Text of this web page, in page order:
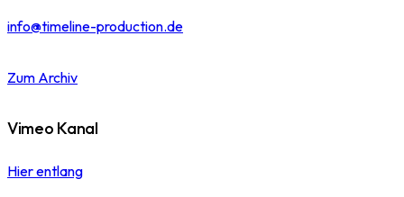
info@timeline-production.de
Zum Archiv
Vimeo Kanal
Hier entlang